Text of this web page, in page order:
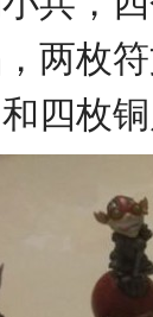
两枚
和四枚